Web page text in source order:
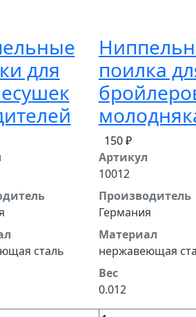
для
сталь
поилка
150 ₽
Артикул
10012
Производитель
Германия
Материал
нержавеющая
Вес
0.012